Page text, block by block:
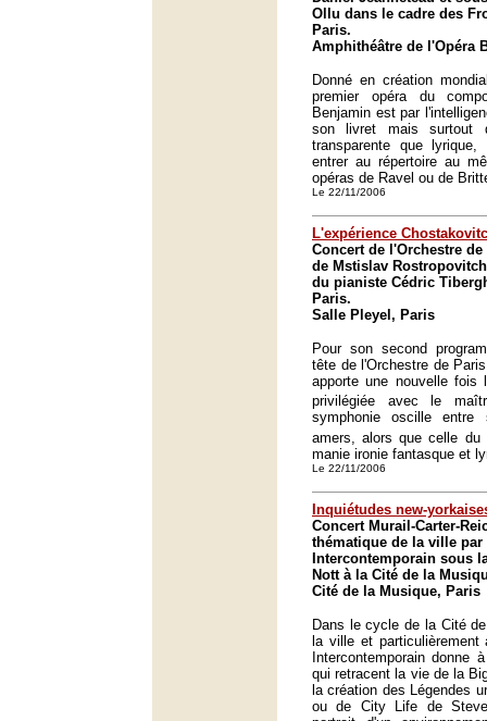
Ollu dans le cadre des
Paris.
Amphithéâtre de l'Opéra
Donné en création
premier opéra du
Benjamin est par
son livret mais surtout
transparente que
entrer au répertoire au
opéras de Ravel ou de
Le 22/11/2006
L'expérience
Concert de l'Orchestre
de Mstislav
du pianiste Cédric
Paris.
Salle Pleyel, Paris
Pour son second
tête de l'Orchestre de
apporte une nouvelle fois
privilégiée avec le
symphonie oscille entre
amers, alors que celle du
manie ironie fantasque et
Le 22/11/2006
Inquiétudes new-
Concert Murail-Carter-
thématique de la ville
Intercontemporain sous
Nott à la Cité de la
Cité de la Musique, Paris
Dans le cycle de la Cité
la ville et
Intercontemporain donne
qui retracent la vie de la
la création des Légendes
ou de City Life de